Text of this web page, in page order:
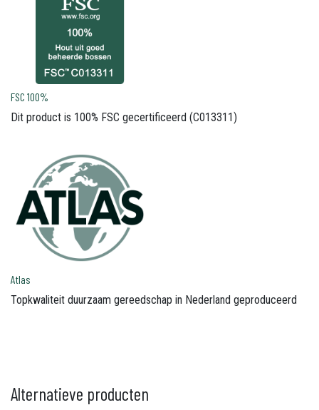
FSC 100%
Dit product is 100% FSC gecertificeerd (C013311)
Atlas
Topkwaliteit duurzaam gereedschap in Nederland geproduceerd
Alternatieve producten